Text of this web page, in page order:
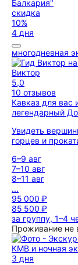
скидка
10%
4 дня
многодневная
Виктор
5,0
10 отзывов
Кавказ для вас
легендарный
Увидеть
горцев и
6–9 авг
7–10 авг
8–11 авг
...
95 000 ₽
85 500 ₽
за группу, 1–4
Проживание не
3 дня